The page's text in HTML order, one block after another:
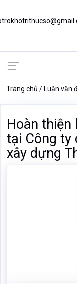
Trang chủ Luận văn
Hoàn thiện
tại Công ty
xây dựng